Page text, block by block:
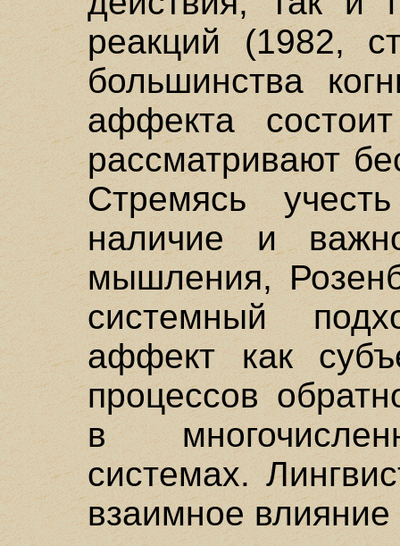
реакций (1982,
большинства
аффекта
рассматривают
Стремясь
наличие и
мышления,
системный
аффект как
процессов
в
системах.
взаимное